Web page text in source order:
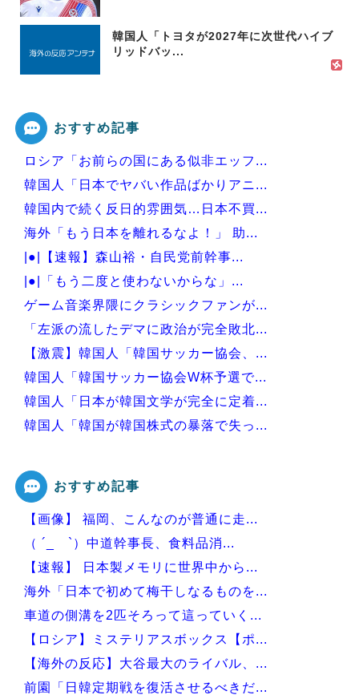
韓国人「トヨタが2027年に次世代ハイブ
リッドバッ...
おすすめ記事
ロシア「お前らの国にある似非エッフ...
韓国人「日本でヤバい作品ばかりアニ...
韓国内で続く反日的雰囲気…日本不買...
海外「もう日本を離れるなよ！」 助...
|●|【速報】森山裕・自民党前幹事...
|●|「もう二度と使わないからな」...
ゲーム音楽界隈にクラシックファンが...
「左派の流したデマに政治が完全敗北...
【激震】韓国人「韓国サッカー協会、...
韓国人「韓国サッカー協会W杯予選で...
韓国人「日本が韓国文学が完全に定着...
韓国人「韓国が韓国株式の暴落で失っ...
Powered by livedoor 相互RSS
おすすめ記事
【画像】 福岡、こんなのが普通に走...
（ ´_ゝ`）中道幹事長、食料品消...
【速報】 日本製メモリに世界中から...
海外「日本で初めて梅干しなるものを...
車道の側溝を2匹そろって這っていく...
【ロシア】ミステリアスボックス【ポ...
【海外の反応】大谷最大のライバル、...
前園「日韓定期戦を復活させるべきだ...